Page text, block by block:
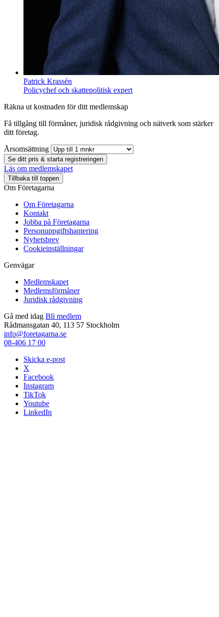
Patrick Krassén
Policychef och skattepolitisk expert
Räkna ut kostnaden för ditt medlemskap
Få tillgång till förmåner, juridisk rådgivning och nätverk som stärker
ditt företag.
Årsomsättning
Se ditt pris & starta registreringen
Läs om medlemskapet
Tillbaka till toppen
Om Företagarna
Om Företagarna
Kontakt
Jobba på Företagarna
Personuppgiftshantering
Nyhetsbrev
Cookieinställningar
Genvägar
Medlemskapet
Medlemsförmåner
Juridisk rådgivning
Gå med idag Bli medlem
Rådmansgatan 40, 113 57 Stockholm
info@foretagarna.se
08-406 17 00
Skicka e-post
X
Facebook
Instagram
TikTok
Youtube
LinkedIn